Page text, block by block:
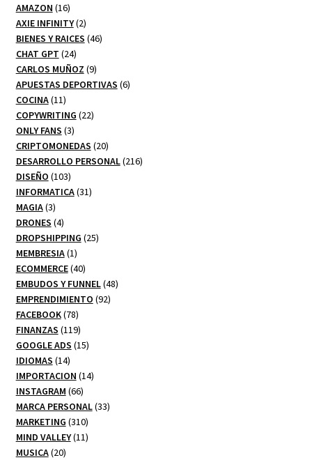
AMAZON 1616
productos
AXIE INFINITY 22
productos
BIENES Y RAICES 4646
CHAT GPT 2424
productos
CARLOS MUÑOZ 99
productos
APUESTAS DEPORTIVAS 66
COCINA 1111
productos
COPYWRITING 2222
ONLY FANS 33
productos
CRIPTOMONEDAS 2020
productos
DESARROLLO PERSONAL 216216
DISEÑO 103103
productos
INFORMATICA 3131
MAGIA 33
productos
DRONES 44
productos
DROPSHIPPING 2525
MEMBRESIA 11
producto
ECOMMERCE 4040
productos
EMBUDOS Y FUNNEL 4848
EMPRENDIMIENTO 9292
FACEBOOK 7878
productos
FINANZAS 119119
productos
GOOGLE ADS 1515
IDIOMAS 1414
productos
IMPORTACION 1414
INSTAGRAM 6666
productos
MARCA PERSONAL 3333
MARKETING 310310
productos
MIND VALLEY 1111
MUSICA 2020